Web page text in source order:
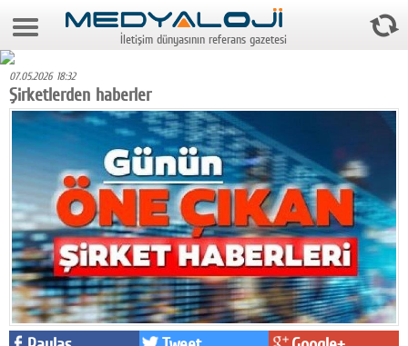
8 Ağustos 2026 18:01:07
Foto Galeri
Video Galeri
Gazeteler
Medya
Reyting-tiraj
Teknoloji
Televizyon
İletişim dünyasının referans gazetesi
07.05.2026 18:32
Şirketlerden haberler